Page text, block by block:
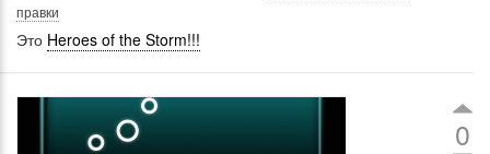
правки
Это Heroes of the Storm!!!
0